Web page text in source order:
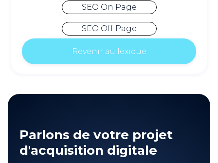
SEO On Page
SEO Off Page
Revenir au lexique
Parlons de votre projet
d'acquisition digitale